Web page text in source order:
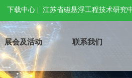
下载中心| 江苏省磁悬浮工程技术研究
展会及活动 联系我们